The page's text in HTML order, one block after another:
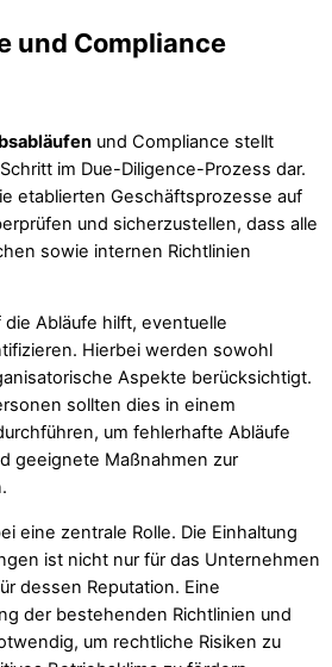
und Compliance
und Compliance stellt
im Due-Diligence-Prozess dar.
etablierten Geschäftsprozesse auf
und sicherzustellen, dass alle
sowie internen Richtlinien
die Abläufe hilft, eventuelle
Hierbei werden sowohl
Aspekte berücksichtigt.
sollten dies in einem
um fehlerhafte Abläufe
geeignete Maßnahmen zur
eine zentrale Rolle. Die Einhaltung
ist nicht nur für das Unternehmen
dessen Reputation. Eine
der bestehenden Richtlinien und
um rechtliche Risiken zu